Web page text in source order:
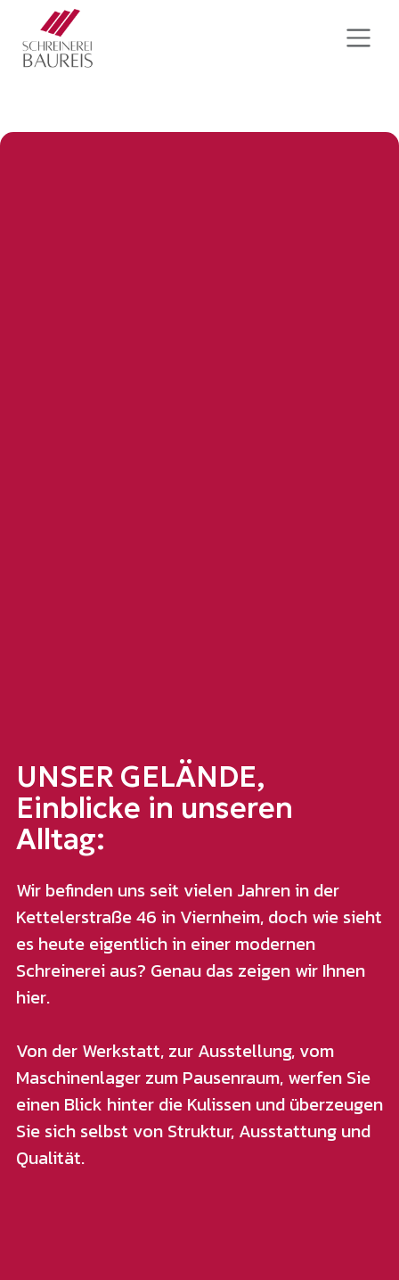
UNSER GELÄNDE,
Einblicke in unseren
Alltag:
Wir befinden uns seit vielen Jahren in der
Kettelerstraße 46 in Viernheim, doch wie sieht
es heute eigentlich in einer modernen
Schreinerei aus? Genau das zeigen wir Ihnen
hier.
Von der Werkstatt, zur Ausstellung, vom
Maschinenlager zum Pausenraum, werfen Sie
einen Blick hinter die Kulissen und überzeugen
Sie sich selbst von Struktur, Ausstattung und
Qualität.